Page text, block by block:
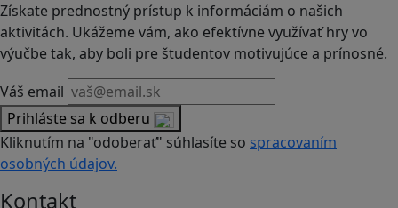
Získate prednostný prístup k informáciám o našich
aktivitách. Ukážeme vám, ako efektívne využívať hry vo
výučbe tak, aby boli pre študentov motivujúce a prínosné.
Váš email
Prihláste sa k odberu
Kliknutím na "odoberať" súhlasíte so spracovaním
osobných údajov.
Kontakt